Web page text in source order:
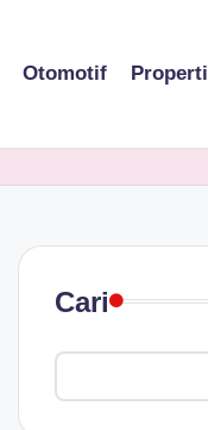
Otomotif Properti
Cari